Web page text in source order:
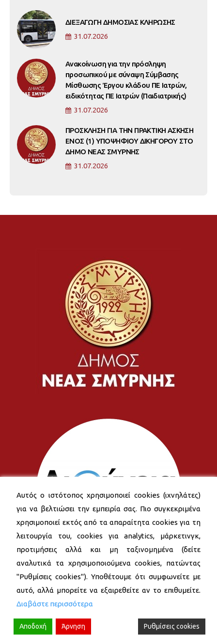
ΔΙΕΞΑΓΩΓΗ ΔΗΜΟΣΙΑΣ ΚΛΗΡΩΣΗΣ
31.07.2026
Ανακοίνωση για την πρόσληψη
προσωπικού με σύναψη Σύμβασης
Μίσθωσης Έργου κλάδου ΠΕ Ιατρών,
ειδικότητας ΠΕ Ιατρών (Παιδιατρικής)
31.07.2026
ΠΡΟΣΚΛΗΣΗ ΓΙΑ ΤΗΝ ΠΡΑΚΤΙΚΗ ΑΣΚΗΣΗ
ΕΝΟΣ (1) ΥΠΟΨΗΦΙΟΥ ΔΙΚΗΓΟΡΟΥ ΣΤΟ
ΔΗΜΟ ΝΕΑΣ ΣΜΥΡΝΗΣ
31.07.2026
© 2026 Δήμος Νέας Σμύρνης
Αυτός ο ιστότοπος χρησιμοποιεί cookies (ιχνηλάτες)
για να βελτιώσει την εμπειρία σας. Πιο συγκεκριμένα
χρησιμοποιεί εκτός από τα απαραίτητα cookies για τη
λειτουργία του, cookies για analytics, μάρκετινγκ,
προτιμήσεις αλλά και μη ταξινομημένα (δείτε
αναλυτικά τα χρησιμοποιούμενα cookies, πατώντας
"Ρυθμίσεις cookies"). Υποθέτουμε ότι συμφωνείτε με
αυτό, αλλά μπορείτε να εξαιρεθείτε αν το επιθυμείτε.
Διαβάστε περισσότερα
Αποδοχή Άρνηση Ρυθμίσεις cookies